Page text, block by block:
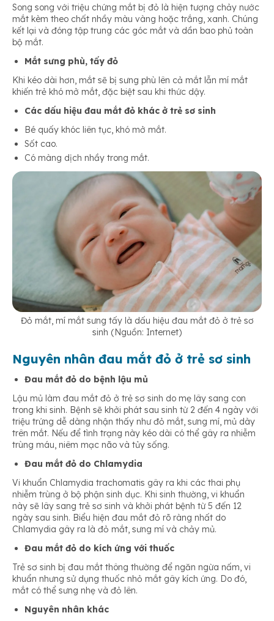
Song song với triệu chứng mắt bị đỏ là hiện tượng chảy nước
mắt kèm theo chất nhầy màu vàng hoặc trắng, xanh. Chúng
kết lại và đóng tập trung các góc mắt và dần bao phủ toàn
bộ mắt.
Mắt sưng phù, tấy đỏ
Khi kéo dài hơn, mắt sẽ bị sưng phù lên cả mắt lẫn mí mắt
khiến trẻ khó mở mắt, đặc biệt sau khi thức dậy.
Các dấu hiệu đau mắt đỏ khác ở trẻ sơ sinh
Bé quấy khóc liên tục, khó mở mắt.
Sốt cao.
Có màng dịch nhầy trong mắt.
Đỏ mắt, mí mắt sưng tấy là dấu hiệu đau mắt đỏ ở trẻ sơ
sinh (Nguồn: Internet)
Nguyên nhân đau mắt đỏ ở trẻ sơ sinh
Đau mắt đỏ do bệnh lậu mủ
Lậu mủ làm đau mắt đỏ ở trẻ sơ sinh do mẹ lây sang con
trong khi sinh. Bệnh sẽ khởi phát sau sinh từ 2 đến 4 ngày với
triệu trứng dễ dàng nhận thấy như đỏ mắt, sưng mí, mủ dày
trên mắt. Nếu để tình trạng này kéo dài có thể gây ra nhiễm
trùng máu, niêm mạc não và tủy sống.
Đau mắt đỏ do Chlamydia
Vi khuẩn Chlamydia trachomatis gây ra khi các thai phụ
nhiễm trùng ở bộ phận sinh dục. Khi sinh thường, vi khuẩn
này sẽ lây sang trẻ sơ sinh và khởi phát bệnh từ 5 đến 12
ngày sau sinh. Biểu hiện đau mắt đỏ rõ ràng nhất do
Chlamydia gây ra là đỏ mắt, sưng mí và chảy mủ.
Đau mắt đỏ do kích ứng với thuốc
Trẻ sơ sinh bị đau mắt thông thường để ngăn ngừa nấm, vi
khuẩn nhưng sử dụng thuốc nhỏ mắt gây kích ứng. Do đó,
mắt có thể sưng nhẹ và đỏ lên.
Nguyên nhân khác